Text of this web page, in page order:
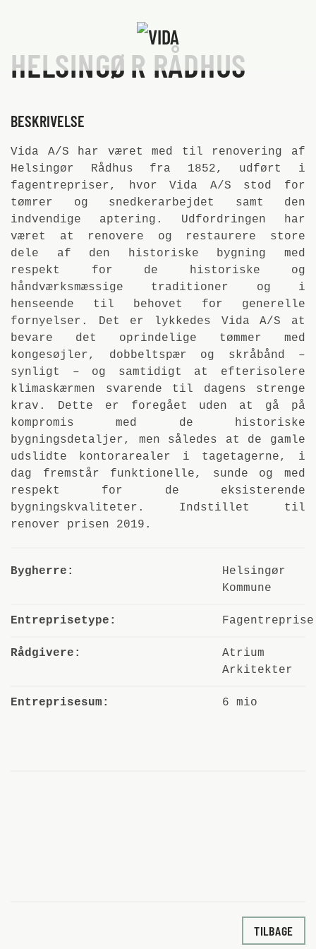
Skip to main content
HELSINGØR RÅDHUS
BESKRIVELSE
Vida A/S har været med til renovering af
Helsingør Rådhus fra 1852, udført i
fagentrepriser, hvor Vida A/S stod for
tømrer og snedkerarbejdet samt den
indvendige aptering. Udfordringen har
været at renovere og restaurere store
dele af den historiske bygning med
respekt for de historiske og
håndværksmæssige traditioner og i
henseende til behovet for generelle
fornyelser. Det er lykkedes Vida A/S at
bevare det oprindelige tømmer med
kongesøjler, dobbeltspær og skråbånd –
synligt – og samtidigt at efterisolere
klimaskærmen svarende til dagens strenge
krav. Dette er foregået uden at gå på
kompromis med de historiske
bygningsdetaljer, men således at de gamle
udslidte kontorarealer i tagetagerne, i
dag fremstår funktionelle, sunde og med
respekt for de eksisterende
bygningskvaliteter. Indstillet til
renover prisen 2019.
Bygherre:
Helsingør
Kommune
Entreprisetype: Fagentreprise
Rådgivere:
Atrium
Arkitekter
Entreprisesum: 6 mio
TILBAGE